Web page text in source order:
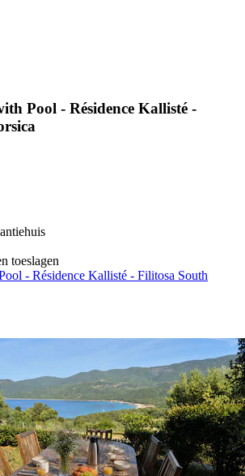
Pool - Résidence Kallisté -
toeslagen
- Résidence Kallisté - Filitosa South